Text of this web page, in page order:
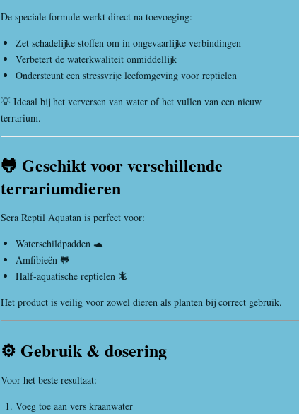
De speciale formule werkt direct na toevoeging:
Zet schadelijke stoffen om in ongevaarlijke verbindingen
Verbetert de waterkwaliteit onmiddellijk
Ondersteunt een stressvrije leefomgeving voor reptielen
💡 Ideaal bij het verversen van water of het vullen van een nieuw
terrarium.
🐸 Geschikt voor verschillende
terrariumdieren
Sera Reptil Aquatan is perfect voor:
Waterschildpadden 🐢
Amfibieën 🐸
Half-aquatische reptielen 🦎
Het product is veilig voor zowel dieren als planten bij correct gebruik.
⚙️ Gebruik & dosering
Voor het beste resultaat:
Voeg toe aan vers kraanwater